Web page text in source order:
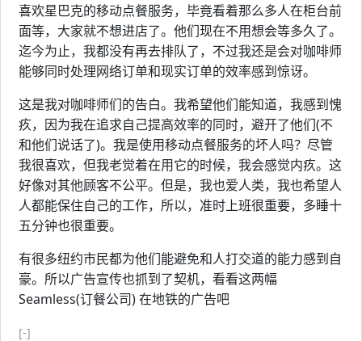
喜欢星巴克的移动点餐服务，毕竟看着那么多人在柜台前
面等，大家就不想进店了。他们现在不用想会等多久了。
迄今为止，我都没有再去排队了，不过我还是会对咖啡师
能够同时处理网络订单和现实订单的效率感到惊讶。
这是我对咖啡师们的告白。我希望他们能知道，我感到愧
疚，因为我在追求自己提高效率的同时，避开了他们(不
和他们说话了)。我是使用移动点餐服务的坏人吗？尽管
我很喜欢，但我老觉着在用它的时候，我会感觉内疚。这
好像对其他顾客不公平。但是，我也爱人类，我也希望人
人都能保住自己的工作，所以，准时上班很重要，多睡十
五分钟也很重要。
有很多纽约市民都为他们能避免和人打交道的能力感到自
豪。所以广告宣传也抓到了契机，看看这两幅
Seamless(订餐公司) 在地铁的广告吧
[-]